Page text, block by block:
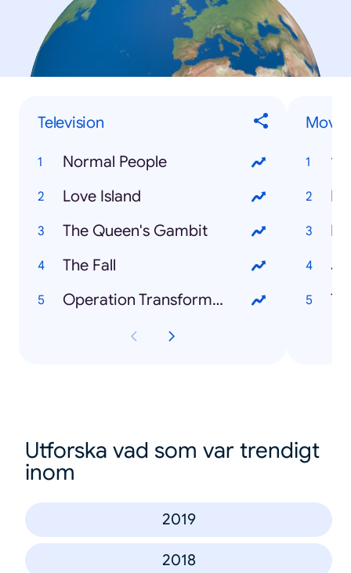
Television
Normal People
Love Island
The Queen's Gambit
The Fall
Operation Transformation
Utforska vad som var trendigt
inom
2019
2018